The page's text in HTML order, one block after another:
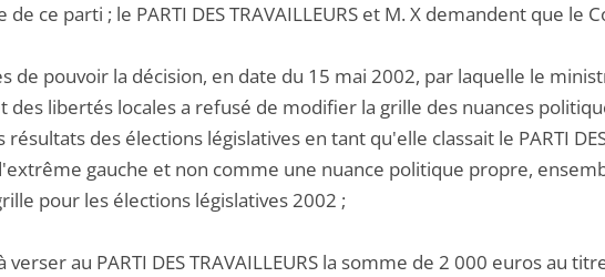
ce parti ; le PARTI DES TRAVAILLEURS et M. X demandent que le
de pouvoir la décision, en date du 15 mai 2002, par laquelle le
des libertés locales a refusé de modifier la grille des nuances
des élections législatives en tant qu'elle classait le PARTI DES
gauche et non comme une nuance politique propre,
pour les élections législatives 2002 ;
verser au PARTI DES TRAVAILLEURS la somme de 2 000 euros au